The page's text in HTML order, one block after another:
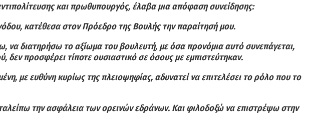
και πρωθυπουργός, έλαβα μια απόφαση συνείδησης:
κατέθεσα στον Πρόεδρο της Βουλής την παραίτησή μου.
να διατηρήσω το αξίωμα του βουλευτή, με όσα προνόμια αυτό συνεπάγεται,
προσφέρει τίποτε ουσιαστικό σε όσους με εμπιστεύτηκαν.
με ευθύνη κυρίως της πλειοψηφίας, αδυνατεί να επιτελέσει το ρόλο που το
την ασφάλεια των ορεινών εδράνων. Και φιλοδοξώ να επιστρέψω στην